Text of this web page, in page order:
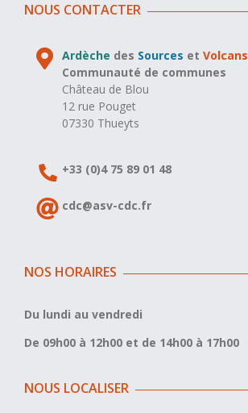
NOUS CONTACTER
Ardèche des Sources etVolcans
Communauté de communes
Château de Blou
12 rue Pouget
07330 Thueyts
+33 (0)4 75 89 01 48
cdc@asv-cdc.fr
NOS HORAIRES
Du lundi au vendredi
De 09h00 à 12h00 et de 14h00 à 17h00
NOUS LOCALISER